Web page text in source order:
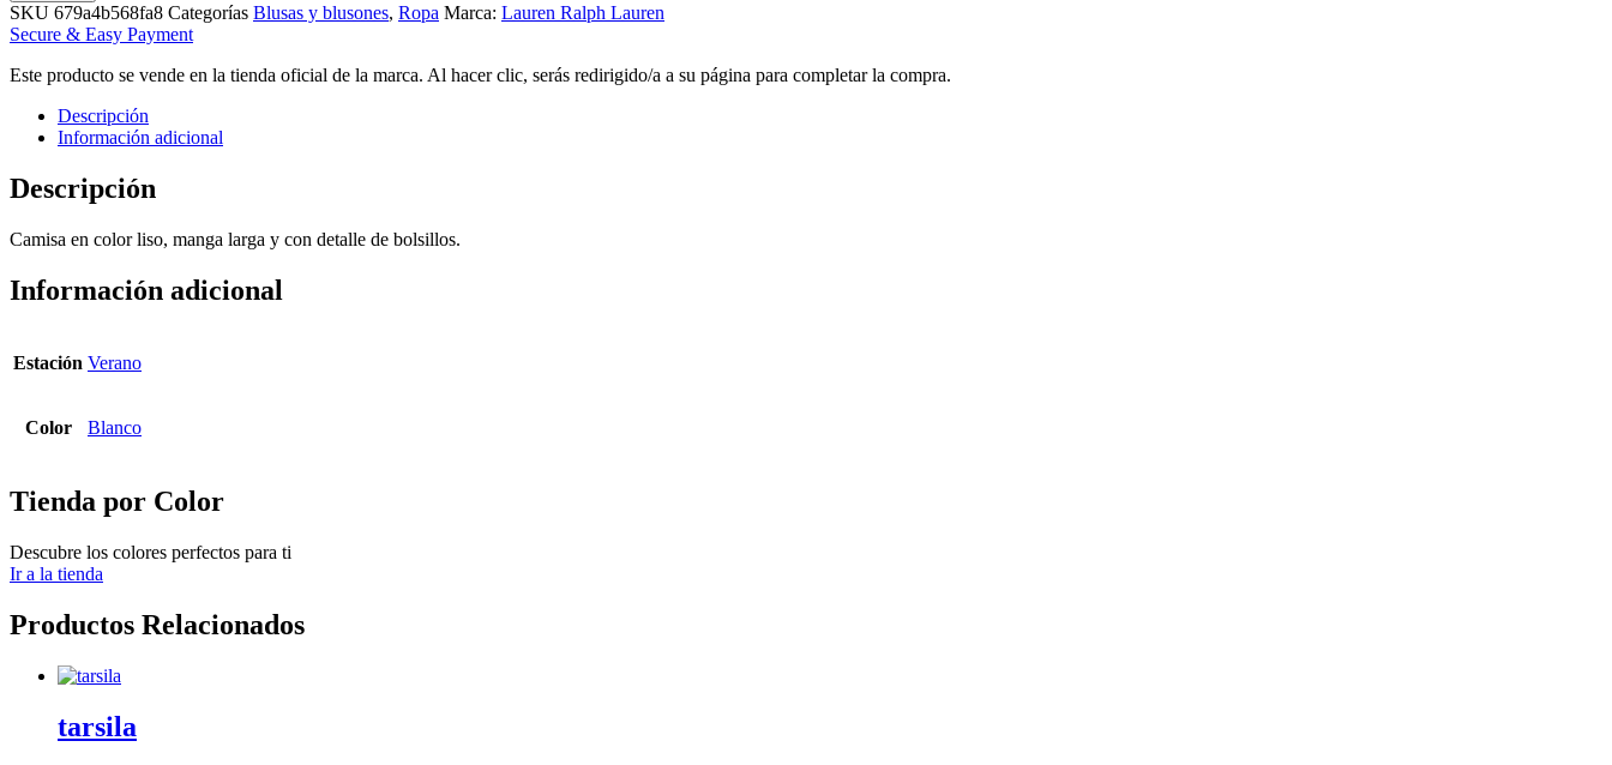
SKU 679a4b568fa8 Categorías Blusas y blusones, Ropa Marca: Lauren Ralph Lauren
Secure & Easy Payment
Este producto se vende en la tienda oficial de la marca. Al hacer clic, serás redirigido/a a su página para completar la compra.
Descripción
Información adicional
Descripción
Camisa en color liso, manga larga y con detalle de bolsillos.
Información adicional
Estación Verano
Color Blanco
Tienda por Color
Descubre los colores perfectos para ti
Ir a la tienda
Productos Relacionados
tarsila